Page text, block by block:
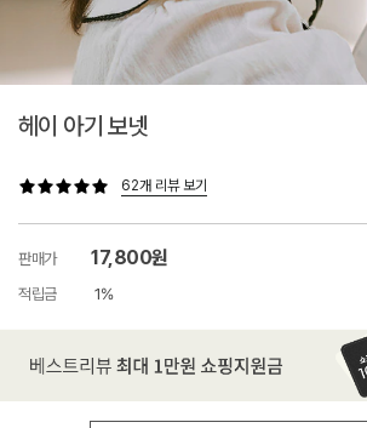
헤이 아기 보넷
62개 리뷰 보기
판매가 17,800원
적립금 1%